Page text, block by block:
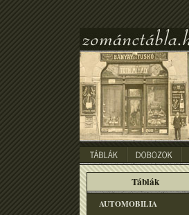
Táblák
AUTOMOBILIA